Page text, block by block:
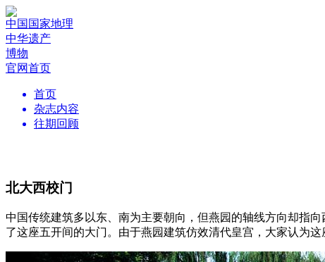
中国国家地理
中华遗产
博物
官网首页
首页
杂志内容
往期回顾
北大西校门
中国传统建筑多以东、南为主要朝向，但燕园的轴线方向却指
了这座五开间的大门。由于燕园建筑仿效清代皇宫，大家认为